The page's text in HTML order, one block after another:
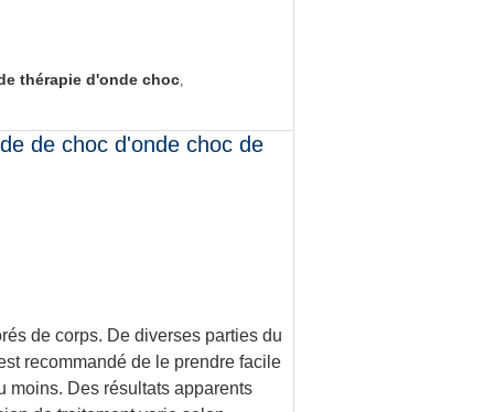
thérapie d'onde choc,
de choc d'onde choc de
de corps. De diverses parties du
recommandé de le prendre facile
moins. Des résultats apparents